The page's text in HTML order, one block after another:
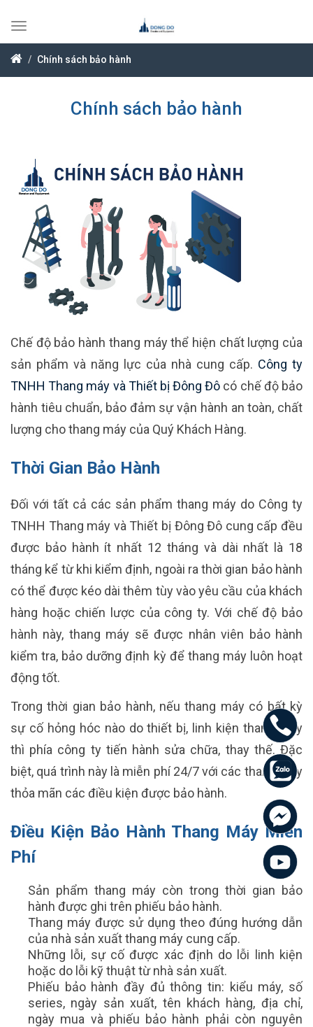
Toggle
navigation
Chính sách bảo hành
Chính sách bảo hành
Chế độ bảo hành thang máy thể hiện chất lượng của
sản phẩm và năng lực của nhà cung cấp. Công ty
TNHH Thang máy và Thiết bị Đông Đô có chế độ bảo
hành tiêu chuẩn, bảo đảm sự vận hành an toàn, chất
lượng cho thang máy của Quý Khách Hàng.
Thời Gian Bảo Hành
Đối với tất cả các sản phẩm thang máy do Công ty
TNHH Thang máy và Thiết bị Đông Đô cung cấp đều
được bảo hành ít nhất 12 tháng và dài nhất là 18
tháng kể từ khi kiểm định, ngoài ra thời gian bảo hành
có thể được kéo dài thêm tùy vào yêu cầu của khách
hàng hoặc chiến lược của công ty. Với chế độ bảo
hành này, thang máy sẽ được nhân viên bảo hành
kiểm tra, bảo dưỡng định kỳ để thang máy luôn hoạt
động tốt.
Trong thời gian bảo hành, nếu thang máy có bất kỳ
sự cố hỏng hóc nào do thiết bị, linh kiện thang máy
thì phía công ty tiến hành sửa chữa, thay thế. Đặc
biệt, quá trình này là miễn phí 24/7 với các thang máy
thỏa mãn các điều kiện được bảo hành.
Điều Kiện Bảo Hành Thang Máy Miễn
Phí
Sản phẩm thang máy còn trong thời gian bảo
hành được ghi trên phiếu bảo hành.
Thang máy được sử dụng theo đúng hướng dẫn
của nhà sản xuất thang máy cung cấp.
Những lỗi, sự cố được xác định do lỗi linh kiện
hoặc do lỗi kỹ thuật từ nhà sản xuất.
Phiếu bảo hành đầy đủ thông tin: kiểu máy, số
series, ngày sản xuất, tên khách hàng, địa chỉ,
ngày mua và phiếu bảo hành phải còn nguyên